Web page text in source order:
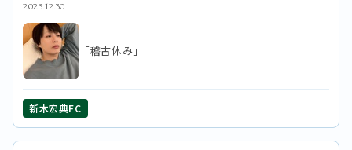
2023.12.30
「稽古休み」
新木宏典FC